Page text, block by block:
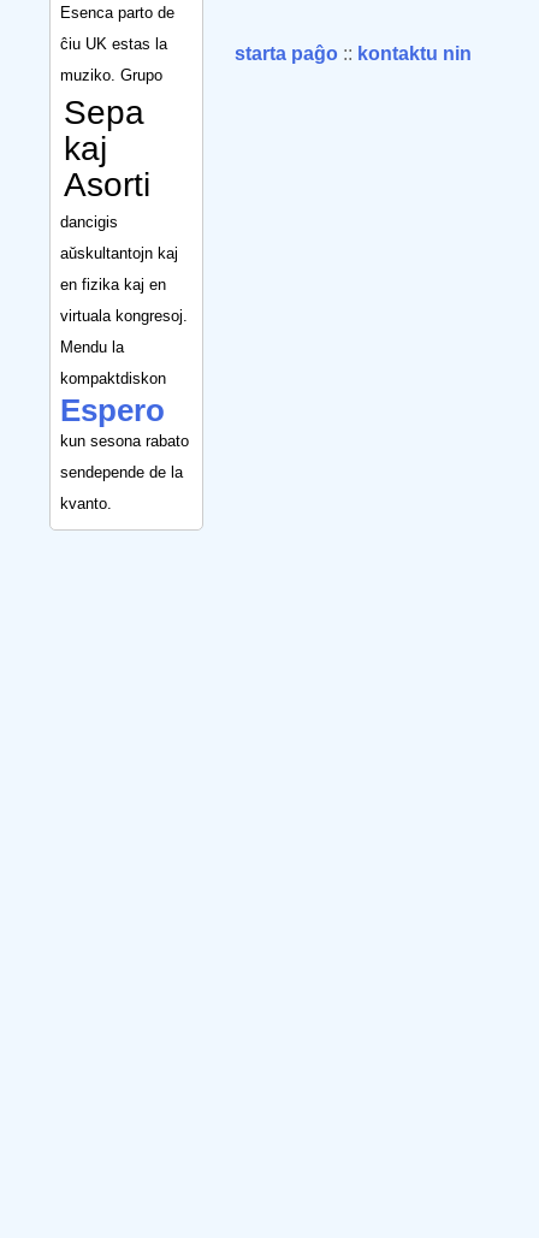
Esenca parto de
ĉiu UK estas la
muziko. Grupo
Sepa
kaj
Asorti
dancigis
aŭskultantojn kaj
en fizika kaj en
virtuala kongresoj.
Mendu la
kompaktdiskon
Espero
kun sesona rabato
sendepende de la
kvanto.
starta paĝo :: kontaktu nin